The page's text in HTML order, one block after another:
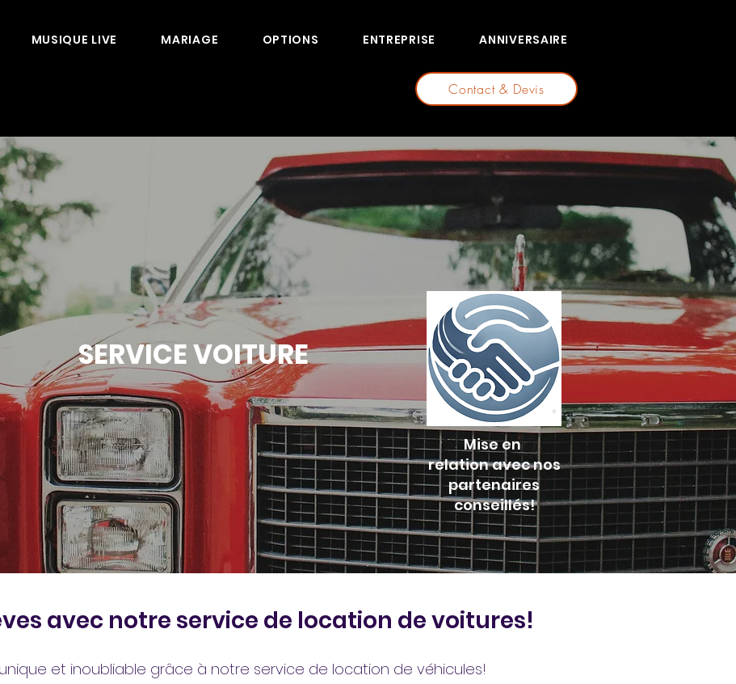
MUSIQUE LIVE MARIAGE OPTIONS ENTREPRISE ANNIVERSAIRE
Contact & Devis
SERVICE VOITURE
Mise en
relationavecnos
partenaires
conseillés!
avec notre service de location de voitures!
et inoubliable grâce à notre service de location de véhicules!